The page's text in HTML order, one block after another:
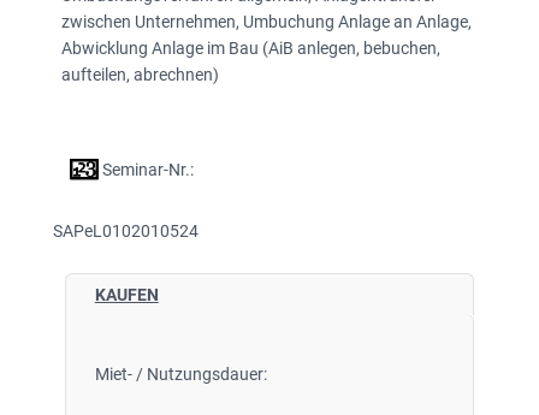
zwischen Unternehmen, Umbuchung Anlage an Anlage,
Abwicklung Anlage im Bau (AiB anlegen, bebuchen,
aufteilen, abrechnen)
Seminar-Nr.:
SAPeL0102010524
KAUFEN
Miet- / Nutzungsdauer: